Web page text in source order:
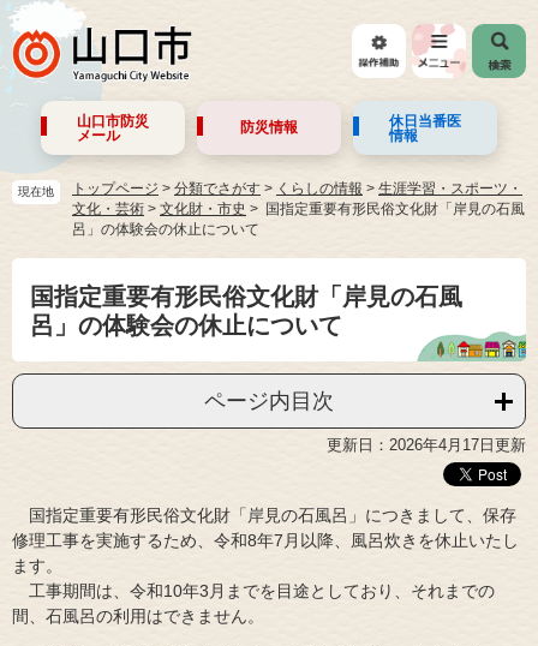
山口市防災
メール
防災情報
休日当番医
情報
現在地 トップページ > 分類でさがす > くらしの情報 > 生涯学習・スポーツ・
文化・芸術 > 文化財・市史
国指定重要有形民俗文化財「岸見の石風
呂」の体験会の休止について
国指定重要有形民俗文化財「岸見の石風
呂」の体験会の休止について
ページ内目次
更新日：2026年4月17日更新
国指定重要有形民俗文化財「岸見の石風呂」につきまして、保存
修理工事を実施するため、令和8年7月以降、風呂炊きを休止いたし
ます。
工事期間は、令和10年3月までを目途としており、それまでの
間、石風呂の利用はできません。